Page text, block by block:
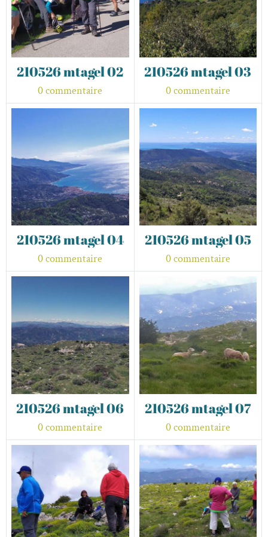
210526 mtagel 02
0 commentaire
210526 mtagel 03
0 commentaire
210526 mtagel 04
0 commentaire
210526 mtagel 05
0 commentaire
210526 mtagel 06
0 commentaire
210526 mtagel 07
0 commentaire